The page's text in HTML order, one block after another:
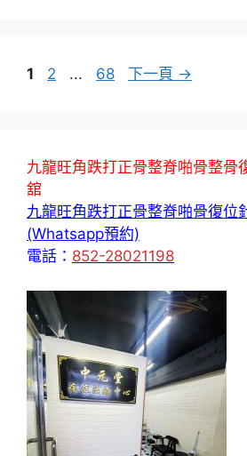
頁
1
頁
2 ...
頁
68 下一頁 →
九龍旺角跌打正骨整脊啪骨整骨
舘
九龍旺角跌打正骨整脊啪骨復位
(Whatsapp預約)
電話： 852-28021198